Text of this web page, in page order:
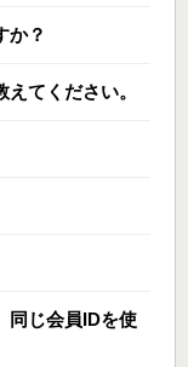
か？
てください。
同じ会員IDを使